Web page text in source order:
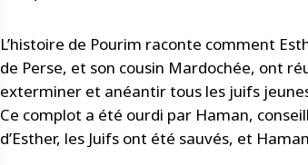
L’histoire de Pourim raconte comment
de Perse, et son cousin Mardochée, ont
exterminer et anéantir tous les juifs
Ce complot a été ourdi par Haman,
d’Esther, les Juifs ont été sauvés, et